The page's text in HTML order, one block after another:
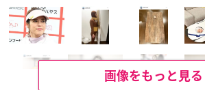
画像をもっと見る